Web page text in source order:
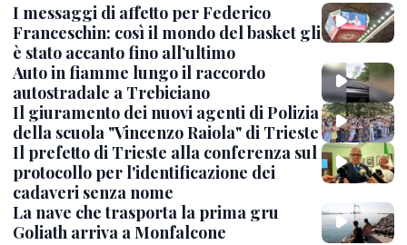
I messaggi di affetto per Federico
Franceschin: così il mondo del basket gli
è stato accanto fino all’ultimo
Auto in fiamme lungo il raccordo
autostradale a Trebiciano
Il giuramento dei nuovi agenti di Polizia
della scuola "Vincenzo Raiola" di Trieste
Il prefetto di Trieste alla conferenza sul
protocollo per l'identificazione dei
cadaveri senza nome
La nave che trasporta la prima gru
Goliath arriva a Monfalcone